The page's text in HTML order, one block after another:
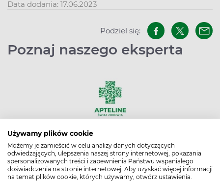
Używamy plików cookie
Możemy je zamieścić w celu analizy danych dotyczących
odwiedzających, ulepszenia naszej strony internetowej, pokazania
spersonalizowanych treści i zapewnienia Państwu wspaniałego
doświadczenia na stronie internetowej. Aby uzyskać więcej informacji
na temat plików cookie, których używamy, otwórz ustawienia.
Data dodania: 17.06.2023
Podziel się:
Poznaj naszego eksperta
Redakcja Apteline
W Apteline.pl nie tylko zarezerwujesz leki,
suplementy diety, kosmetyki, testy diagnostyczne
i sprzęt medyczny, ale znajdziesz także bogatą